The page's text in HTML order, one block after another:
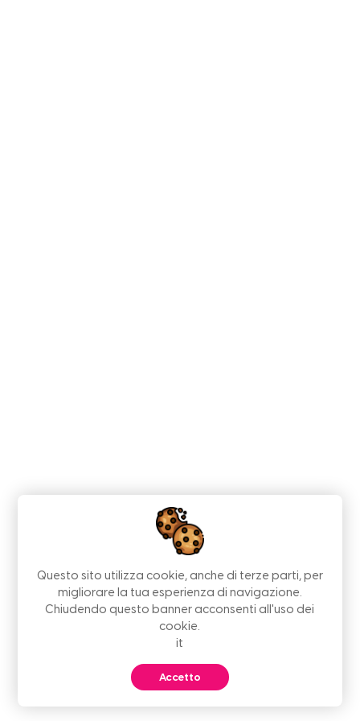
Questo sito utilizza cookie, anche di terze parti, per
migliorare la tua esperienza di navigazione.
Chiudendo questo banner acconsenti all'uso dei
cookie.
it
Accetto